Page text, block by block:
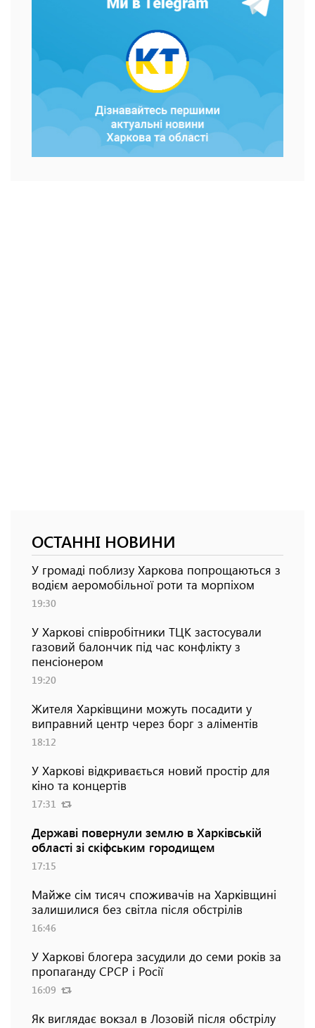
ОСТАННІ НОВИНИ
У громаді поблизу Харкова попрощаються з
водієм аеромобільної роти та морпіхом
19:30
У Харкові співробітники ТЦК застосували
газовий балончик під час конфлікту з
пенсіонером
19:20
Жителя Харківщини можуть посадити у
виправний центр через борг з аліментів
18:12
У Харкові відкривається новий простір для
кіно та концертів
17:31
Державі повернули землю в Харківській
області зі скіфським городищем
17:15
Майже сім тисяч споживачів на Харківщині
залишилися без світла після обстрілів
16:46
У Харкові блогера засудили до семи років за
пропаганду СРСР і Росії
16:09
Як виглядає вокзал в Лозовій після обстрілу